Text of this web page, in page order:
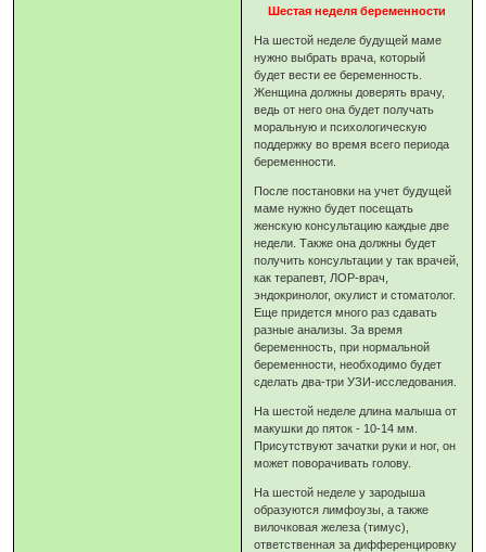
Шестая неделя беременности
На шестой неделе будущей маме
нужно выбрать врача, который
будет вести ее беременность.
Женщина должны доверять врачу,
ведь от него она будет получать
моральную и психологическую
поддержку во время всего периода
беременности.
После постановки на учет будущей
маме нужно будет посещать
женскую консультацию каждые две
недели. Также она должны будет
получить консультации у так врачей,
как терапевт, ЛОР-врач,
эндокринолог, окулист и стоматолог.
Еще придется много раз сдавать
разные анализы. За время
беременность, при нормальной
беременности, необходимо будет
сделать два-три УЗИ-исследования.
На шестой неделе длина малыша от
макушки до пяток - 10-14 мм.
Присутствуют зачатки руки и ног, он
может поворачивать голову.
На шестой неделе у зародыша
образуются лимфоузы, а также
вилочковая железа (тимус),
ответственная за дифференцировку